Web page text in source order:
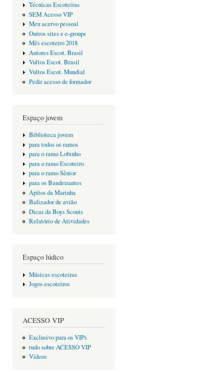
Técnicas Escoteiras
SEM Acesso VIP
Meu acervo pessoal
Outros sites e e-groups
Mês escoteiro 2018
Autores Escot. Brasil
Vultos Escot. Brasil
Vultos Escot. Mundial
Pedir acesso de formador
Espaço jovem
Biblioteca jovem
para todos os ramos
para o ramo Lobinho
para o ramo Escoteiro
para o ramo Sênior
para os Bandeirantes
Apitos da Marinha
Balizador de avião
Dicas da Boys Scouts
Relatório de Atividades
Espaço lúdico
Músicas escoteiras
Jogos escoteiros
ACESSO VIP
Exclusivo para os VIPs
tudo sobre ACESSO VIP
Vídeos